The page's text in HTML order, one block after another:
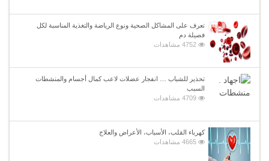
تعرف على المشاكل الصحية ونوع الرياضة والتغذية المناسبة لكل
فصيلة دم
4752 مشاهدات
تحذير للشباب … انفجار عضلات لاعب كمال أجسام والمنشطات
السبب
4709 مشاهدات
كهرباء القلب، الأسباب، الأعراض والعلاج
4665 مشاهدات